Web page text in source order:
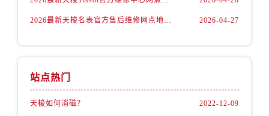
2026最新天梭名表官方售后维修网点地址调研报告 2026-04-27
站点热门
天梭如何消磁？ 2022-12-09